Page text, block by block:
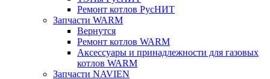
Ремонт котлов РусНИТ
Запчасти WARM
Вернутся
Ремонт котлов WARM
Аксессуары и принадлежности для газовых
котлов WARM
Запчасти NAVIEN